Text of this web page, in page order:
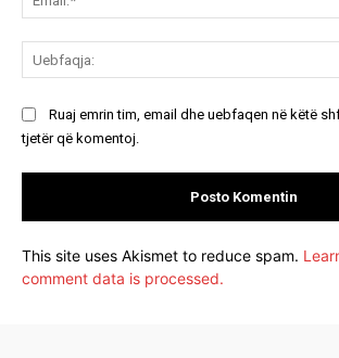
Ruaj emrin tim, email dhe uebfaqen në këtë
tjetër që komentoj.
This site uses Akismet to reduce spam.
comment data is processed.